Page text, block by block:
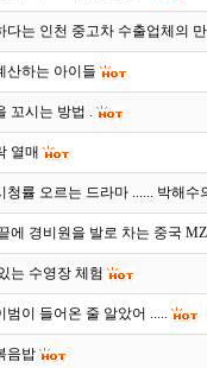
다는 인천 중고차 수출업체의
산하는 아이들
꼬시는 방법 .
열매
청률 오르는 드라마 ...... 박해
에 경비원을 발로 차는 중국
는 수영장 체험
범이 들어온 줄 알았어 .....
음밥